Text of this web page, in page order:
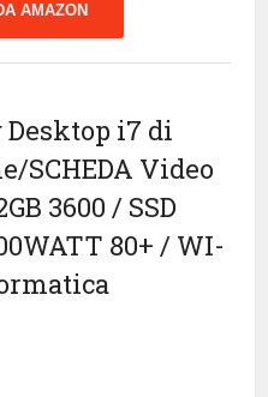
AMAZON
Desktop i7 di
SCHEDA Video
3600 / SSD
80+ / WI-